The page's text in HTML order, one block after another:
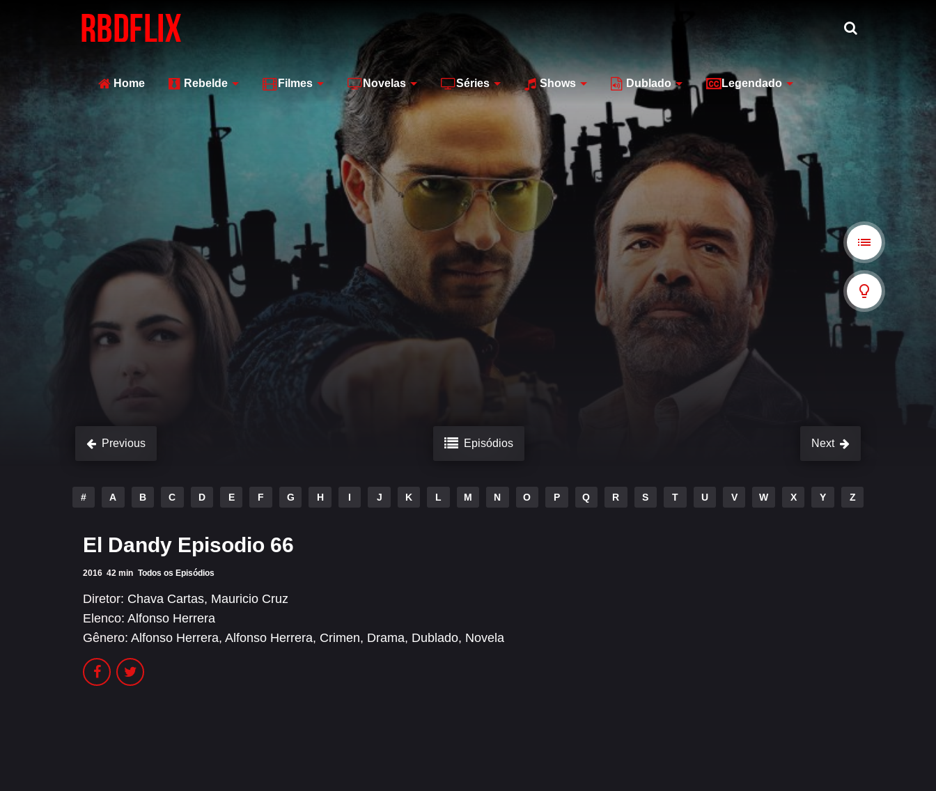
Home Rebelde Filmes Novelas Séries Shows Dublado Legendado
Previous Episódios Next
# A B C D E F G H I J K L M N O P Q R S T U V W X Y Z
El Dandy Episodio 66
2016 42 min Todos os Episódios
Diretor: Chava Cartas, Mauricio Cruz
Elenco: Alfonso Herrera
Gênero: Alfonso Herrera, Alfonso Herrera, Crimen, Drama, Dublado, Novela